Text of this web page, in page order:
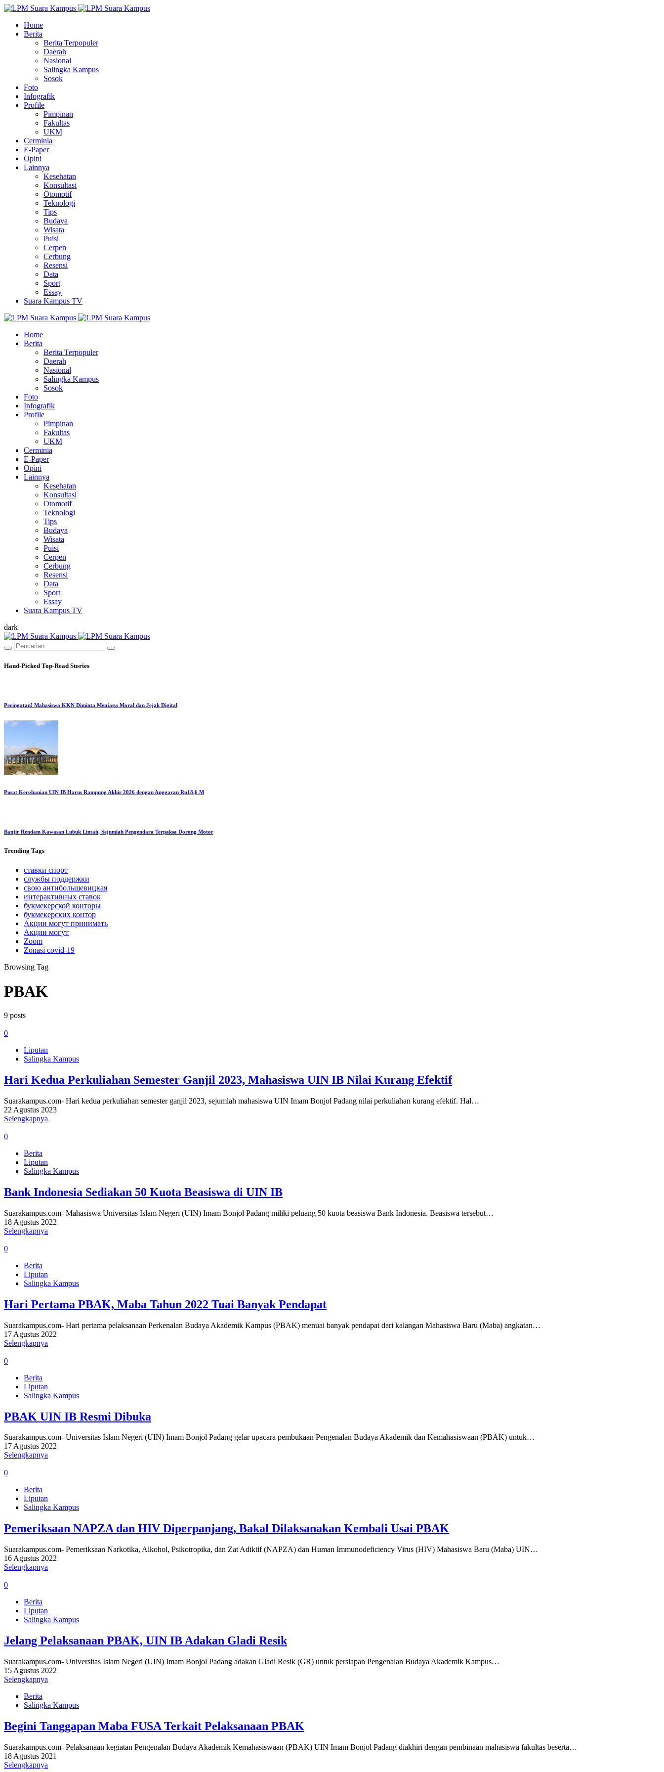
Home
Berita
Berita Terpopuler
Daerah
Nasional
Salingka Kampus
Sosok
Foto
Infografik
Profile
Pimpinan
Fakultas
UKM
Cerminia
E-Paper
Opini
Lainnya
Kesehatan
Konsultasi
Otomotif
Teknologi
Tips
Budaya
Wisata
Puisi
Cerpen
Cerbung
Resensi
Data
Sport
Essay
Suara Kampus TV
Home
Berita
Berita Terpopuler
Daerah
Nasional
Salingka Kampus
Sosok
Foto
Infografik
Profile
Pimpinan
Fakultas
UKM
Cerminia
E-Paper
Opini
Lainnya
Kesehatan
Konsultasi
Otomotif
Teknologi
Tips
Budaya
Wisata
Puisi
Cerpen
Cerbung
Resensi
Data
Sport
Essay
Suara Kampus TV
dark
Hand-Picked Top-Read Stories
Peringatan! Mahasiswa KKN Diminta Menjaga Moral dan Jejak Digital
Pusat Kerohanian UIN IB Harus Rampung Akhir 2026 dengan Anggaran Rp18,6 M
Banjir Rendam Kawasan Lubuk Lintah, Sejumlah Pengendara Terpaksa Dorong Motor
Trending Tags
ставки спорт
службы поддержки
свою антибольшевицкая
интерактивных ставок
букмекерской конторы
букмекерских контор
Акции могут принимать
Акции могут
Zoom
Zonasi covid-19
Browsing Tag
PBAK
9 posts
0
Liputan
Salingka Kampus
Hari Kedua Perkuliahan Semester Ganjil 2023, Mahasiswa UIN IB Nilai Kurang Efektif
Suarakampus.com- Hari kedua perkuliahan semester ganjil 2023, sejumlah mahasiswa UIN Imam Bonjol Padang nilai perkuliahan kurang efektif. Hal…
22 Agustus 2023
Selengkapnya
0
Berita
Liputan
Salingka Kampus
Bank Indonesia Sediakan 50 Kuota Beasiswa di UIN IB
Suarakampus.com- Mahasiswa Universitas Islam Negeri (UIN) Imam Bonjol Padang miliki peluang 50 kuota beasiswa Bank Indonesia. Beasiswa tersebut…
18 Agustus 2022
Selengkapnya
0
Berita
Liputan
Salingka Kampus
Hari Pertama PBAK, Maba Tahun 2022 Tuai Banyak Pendapat
Suarakampus.com- Hari pertama pelaksanaan Perkenalan Budaya Akademik Kampus (PBAK) menuai banyak pendapat dari kalangan Mahasiswa Baru (Maba) angkatan…
17 Agustus 2022
Selengkapnya
0
Berita
Liputan
Salingka Kampus
PBAK UIN IB Resmi Dibuka
Suarakampus.com- Universitas Islam Negeri (UIN) Imam Bonjol Padang gelar upacara pembukaan Pengenalan Budaya Akademik dan Kemahasiswaan (PBAK) untuk…
17 Agustus 2022
Selengkapnya
0
Berita
Liputan
Salingka Kampus
Pemeriksaan NAPZA dan HIV Diperpanjang, Bakal Dilaksanakan Kembali Usai PBAK
Suarakampus.com- Pemeriksaan Narkotika, Alkohol, Psikotropika, dan Zat Adiktif (NAPZA) dan Human Immunodeficiency Virus (HIV) Mahasiswa Baru (Maba) UIN…
16 Agustus 2022
Selengkapnya
0
Berita
Liputan
Salingka Kampus
Jelang Pelaksanaan PBAK, UIN IB Adakan Gladi Resik
Suarakampus.com- Universitas Islam Negeri (UIN) Imam Bonjol Padang adakan Gladi Resik (GR) untuk persiapan Pengenalan Budaya Akademik Kampus…
15 Agustus 2022
Selengkapnya
Berita
Salingka Kampus
Begini Tanggapan Maba FUSA Terkait Pelaksanaan PBAK
Suarakampus.com- Pelaksanaan kegiatan Pengenalan Budaya Akademik Kemahasiswaan (PBAK) UIN Imam Bonjol Padang diakhiri dengan pembinaan mahasiswa fakultas beserta…
18 Agustus 2021
Selengkapnya